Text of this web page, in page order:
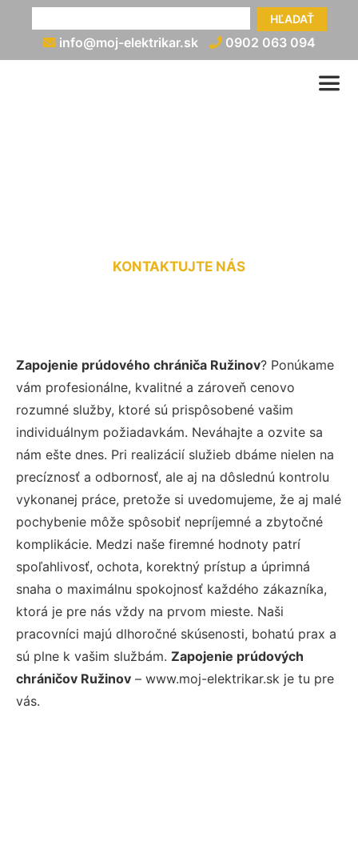
HĽADAŤ
info@moj-elektrikar.sk 0902 063 094
KONTAKTUJTE NÁS
Zapojenie prúdového chrániča Ružinov? Ponúkame
vám profesionálne, kvalitné a zároveň cenovo
rozumné služby, ktoré sú prispôsobené vašim
individuálnym požiadavkám. Neváhajte a ozvite sa
nám ešte dnes. Pri realizácií služieb dbáme nielen na
precíznosť a odbornosť, ale aj na dôslednú kontrolu
vykonanej práce, pretože si uvedomujeme, že aj malé
pochybenie môže spôsobiť nepríjemné a zbytočné
komplikácie. Medzi naše firemné hodnoty patrí
spoľahlivosť, ochota, korektný prístup a úprimná
snaha o maximálnu spokojnosť každého zákazníka,
ktorá je pre nás vždy na prvom mieste. Naši
pracovníci majú dlhoročné skúsenosti, bohatú prax a
sú plne k vašim službám. Zapojenie prúdových
chráničov Ružinov – www.moj-elektrikar.sk je tu pre
vás.